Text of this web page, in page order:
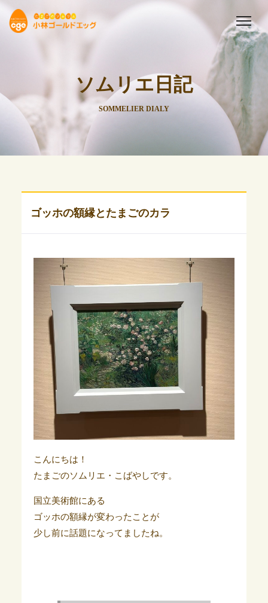
ソムリエ日記
SOMMELIER DIALY
ゴッホの額縁とたまごのカラ
こんにちは！
たまごのソムリエ・こばやしです。
国立美術館にある
ゴッホの額縁が変わったことが
少し前に話題になってましたね。